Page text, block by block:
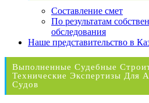
Составление смет
По результатам
обследования
Наше представительство в
Выполненные Судебные
Технические Экспертизы Для
Судов